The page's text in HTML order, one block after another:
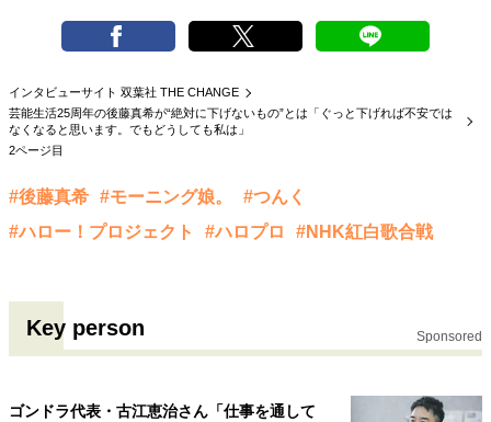
インタビューサイト 双葉社 THE CHANGE
芸能生活25周年の後藤真希が“絶対に下げないもの”とは「ぐっと下げれば不安では
なくなると思います。でもどうしても私は」
2ページ目
#後藤真希 #モーニング娘。
#つんく
#ハロー！プロジェクト
#ハロプロ #NHK紅白歌合戦
Key person Sponsored
ゴンドラ代表・古江恵治さん「仕事を通して